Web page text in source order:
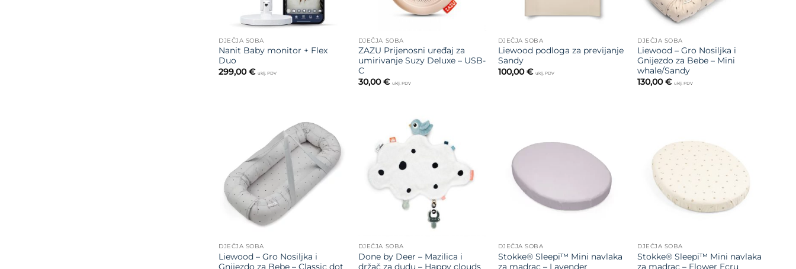
DJEČJA SOBA
Nanit Baby monitor + Flex
Duo
299,00€ uklj. PDV
DJEČJA SOBA
ZAZU Prijenosni uređaj za
umirivanje Suzy Deluxe – USB-
C
30,00€ uklj. PDV
DJEČJA SOBA
Liewood podloga za previjanje
Sandy
100,00€ uklj. PDV
DJEČJA SOBA
Liewood – Gro Nosiljka i
Gnijezdo za Bebe – Mini
whale/Sandy
130,00€ uklj. PDV
Dodajte
na listu
želja
DJEČJA SOBA
Liewood – Gro Nosiljka i
Gnijezdo za Bebe – Classic dot
na listu
DJEČJA SOBA
Done by Deer – Mazilica i
držač za dudu – Happy clouds
želja
DJEČJA SOBA
Stokke® Sleepi™ Mini navlaka
za madrac – Lavender
DJEČJA SOBA
Stokke® Sleepi™ Mini navlaka
za madrac – Flower Ecru